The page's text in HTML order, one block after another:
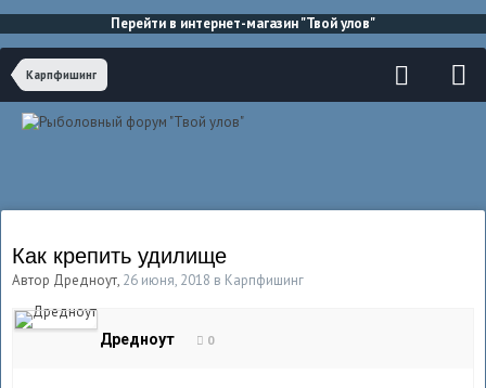
Перейти в интернет-магазин "Твой улов"
Карпфишинг
Как крепить удилище
Автор Дредноут, 26 июня, 2018 в Карпфишинг
Дредноут 0